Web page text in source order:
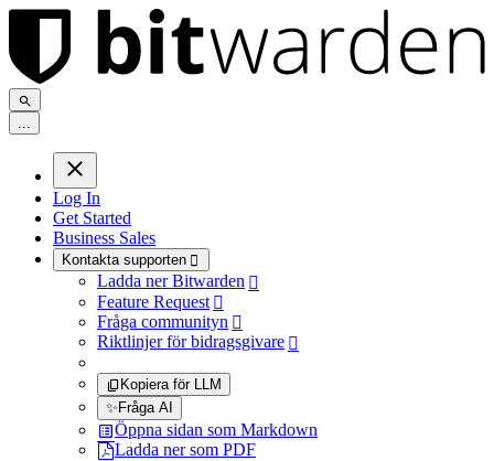
...
Log In
Get Started
Business Sales
Kontakta supporten 
Ladda ner Bitwarden 
Feature Request 
Fråga communityn 
Riktlinjer för bidragsgivare 
Kopiera för LLM
✨Fråga AI
Öppna sidan som Markdown
Ladda ner som PDF